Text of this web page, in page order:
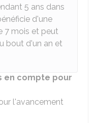
5 ans dans
d'une
7 mois et peut
bout d'un an et
en compte pour
l'avancement